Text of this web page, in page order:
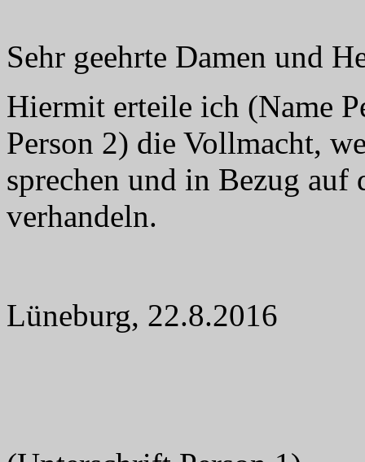
Sehr geehrte Damen und
Hiermit erteile ich (Name
Person 2) die Vollmacht,
sprechen und in Bezug auf
verhandeln.
Lüneburg, 22.8.2016